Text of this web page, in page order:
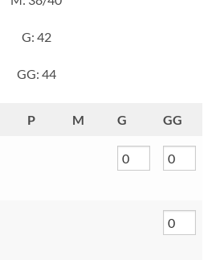
G: 42
GG: 44
P M G GG